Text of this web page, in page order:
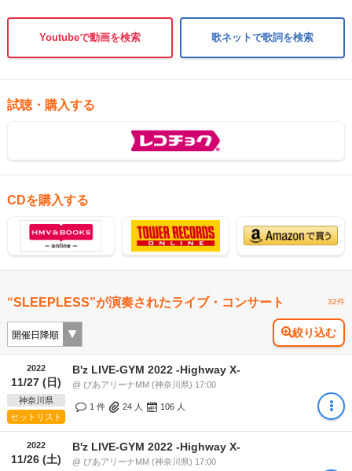
Youtubeで動画を検索 歌ネットで歌詞を検索
試聴・購入する
CDを購入する
“SLEEPLESS”が演奏されたライブ・コンサート 32件
絞り込む
2022
11/27 (日)
神奈川県
セットリスト
B'z LIVE-GYM 2022 -Highway X-
@ ぴあアリーナMM (神奈川県) 17:00
1 件 24 人 106 人
2022
11/26 (土)
B'z LIVE-GYM 2022 -Highway X-
@ ぴあアリーナMM (神奈川県) 17:00